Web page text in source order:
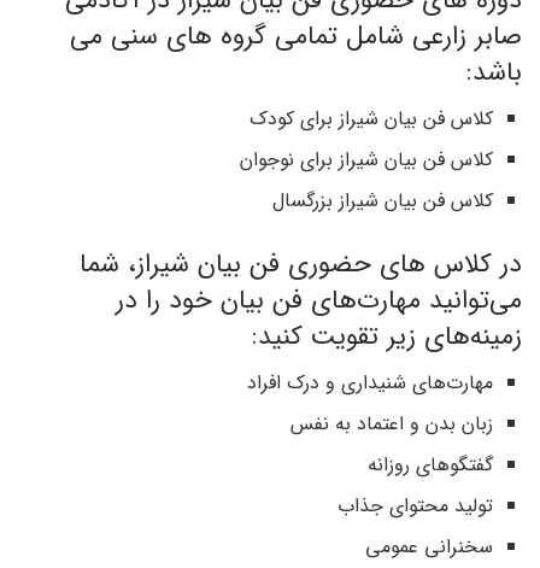
صابر زارعی شامل تمامی گروه های سنی می
باشد:
کلاس فن بیان شیراز برای کودک
کلاس فن بیان شیراز برای نوجوان
کلاس فن بیان شیراز بزرگسال
در کلاس های حضوری فن بیان شیراز، شما
می‌توانید مهارت‌های فن بیان خود را در
زمینه‌های زیر تقویت کنید:
مهارت‌های شنیداری و درک افراد
زبان بدن و اعتماد به نفس
گفتگوهای روزانه
تولید محتوای جذاب
سخنرانی عمومی